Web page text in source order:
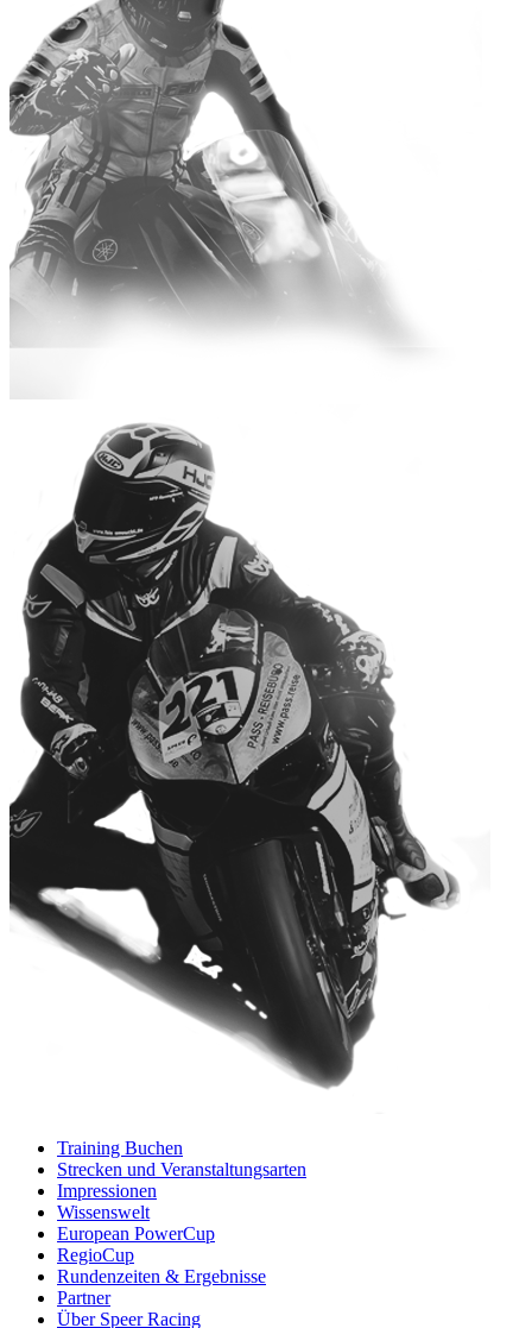
Training Buchen
Strecken und Veranstaltungsarten
Impressionen
Wissenswelt
European PowerCup
RegioCup
Rundenzeiten & Ergebnisse
Partner
Über Speer Racing